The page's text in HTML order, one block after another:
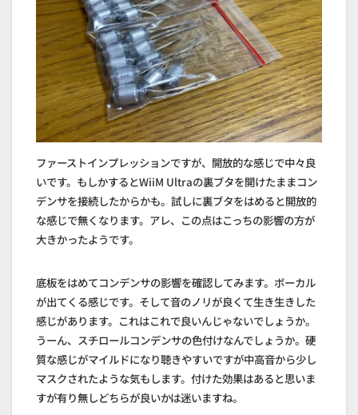
ファーストインプレッションですが、開放的な感じで中々良
いです。もしかするとWiiM Ultraの裏ブタを開けたままコン
デンサを接続したからかも。試しに裏ブタをはめると開放的
な感じで無くなります。アレ、この点はこっちの影響の方が
大きかったようです。
底板をはめてコンデンサの影響を確認してみます。ボーカル
が出てくる感じです。そして音のノリが良くて生き生きした
感じがあります。これはこれで良いんじゃないでしょうか。
うーん、スチロールコンデンサの色付けなんでしょうか。硬
質な感じがマイルドになり聴きやすいですが中高音から少し
マスクされたような気もします。付けた効果はあると思いま
すが有り無しどちらが良いかは迷いますね。